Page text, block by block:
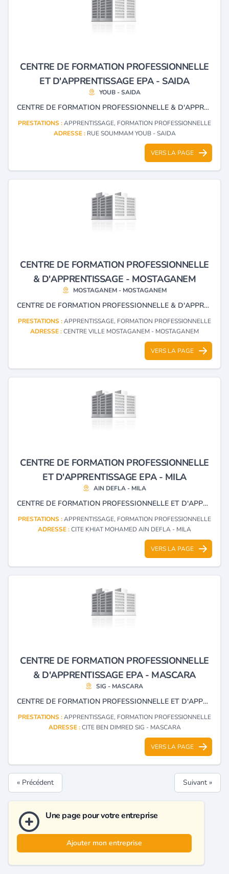
CENTRE DE FORMATION PROFESSIONNELLE
ET D'APPRENTISSAGE EPA - SAIDA
YOUB - SAIDA
CENTRE DE FORMATION PROFESSIONNELLE & D'APPRENTISSAGE
PRESTATIONS :APPRENTISSAGE, FORMATION PROFESSIONNELLE
ADRESSE : RUE SOUMMAM YOUB - SAIDA
VERS LA PAGE
CENTRE DE FORMATION PROFESSIONNELLE
& D'APPRENTISSAGE - MOSTAGANEM
MOSTAGANEM - MOSTAGANEM
CENTRE DE FORMATION PROFESSIONNELLE & D'APPRENTISSAGE
PRESTATIONS :APPRENTISSAGE, FORMATION PROFESSIONNELLE
ADRESSE :CENTRE VILLE MOSTAGANEM - MOSTAGANEM
VERS LA PAGE
CENTRE DE FORMATION PROFESSIONNELLE
ET D'APPRENTISSAGE EPA - MILA
AIN DEFLA - MILA
CENTRE DE FORMATION PROFESSIONNELLE ET D'APPRENTISSAGE
PRESTATIONS :APPRENTISSAGE, FORMATION PROFESSIONNELLE
ADRESSE :CITE KHIAT MOHAMED AIN DEFLA - MILA
VERS LA PAGE
CENTRE DE FORMATION PROFESSIONNELLE
& D'APPRENTISSAGE EPA - MASCARA
SIG - MASCARA
CENTRE DE FORMATION PROFESSIONNELLE ET D'APPRENTISSAGE.
PRESTATIONS :APPRENTISSAGE, FORMATION PROFESSIONNELLE
ADRESSE :CITE BEN DIMRED SIG - MASCARA
VERS LA PAGE
« Précédent Suivant »
Une page pour votre entreprise
Ajouter mon entreprise